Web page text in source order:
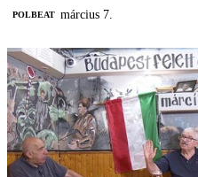
‎POLBEAT március 7.